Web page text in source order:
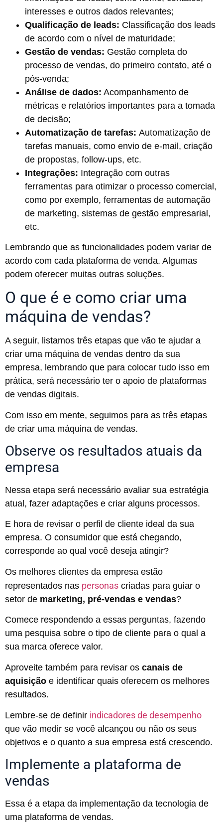
interesses e outros dados relevantes;
Qualificação de leads: Classificação dos leads
de acordo com o nível de maturidade;
Gestão de vendas: Gestão completa do
processo de vendas, do primeiro contato, até o
pós-venda;
Análise de dados: Acompanhamento de
métricas e relatórios importantes para a tomada
de decisão;
Automatização de tarefas: Automatização de
tarefas manuais, como envio de e-mail, criação
de propostas, follow-ups, etc.
Integrações: Integração com outras
ferramentas para otimizar o processo comercial,
como por exemplo, ferramentas de automação
de marketing, sistemas de gestão empresarial,
etc.
Lembrando que as funcionalidades podem variar de
acordo com cada plataforma de venda. Algumas
podem oferecer muitas outras soluções.
O que é e como criar uma
máquina de vendas?
A seguir, listamos três etapas que vão te ajudar a
criar uma máquina de vendas dentro da sua
empresa, lembrando que para colocar tudo isso em
prática, será necessário ter o apoio de plataformas
de vendas digitais.
Com isso em mente, seguimos para as três etapas
de criar uma máquina de vendas.
Observe os resultados atuais da
empresa
Nessa etapa será necessário avaliar sua estratégia
atual, fazer adaptações e criar alguns processos.
E hora de revisar o perfil de cliente ideal da sua
empresa. O consumidor que está chegando,
corresponde ao qual você deseja atingir?
Os melhores clientes da empresa estão
representados nas personas criadas para guiar o
setor de marketing, pré-vendas e vendas?
Comece respondendo a essas perguntas, fazendo
uma pesquisa sobre o tipo de cliente para o qual a
sua marca oferece valor.
Aproveite também para revisar os canais de
aquisição e identificar quais oferecem os melhores
resultados.
Lembre-se de definir indicadores de desempenho
que vão medir se você alcançou ou não os seus
objetivos e o quanto a sua empresa está crescendo.
Implemente a plataforma de
vendas
Essa é a etapa da implementação da tecnologia de
uma plataforma de vendas.